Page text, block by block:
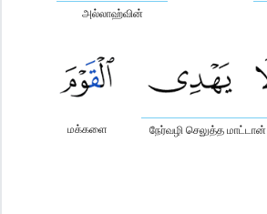
அல்லாஹ்வின்
நேர்வழி செலுத்த மாட்டான்
மக்களை